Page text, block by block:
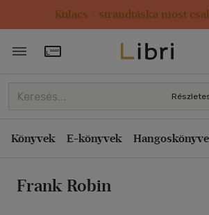
Kulacs / strandtáska most
Törzsvásárlói Kártya adatai
Könyvek E-könyvek
Frank Robin
Rendezés
Kiadás éve szerint csökkenő
Ár szerint csökkenő
Eladott darabszám szerint csökkenő